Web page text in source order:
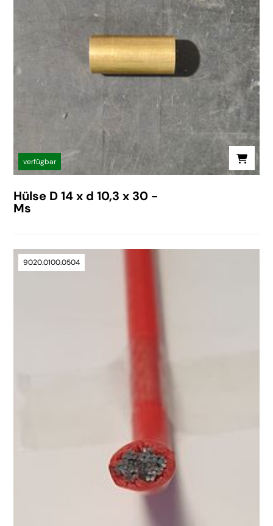
verfügbar
Hülse D 14 x d 10,3 x 30 -
Ms
9020.0100.0504